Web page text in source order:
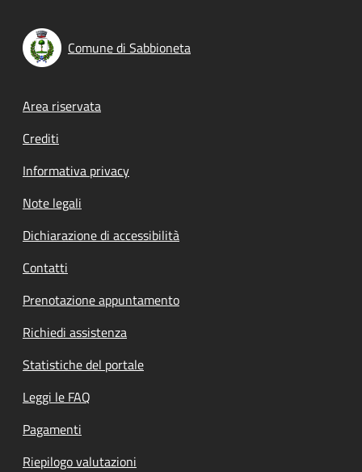
Comune di Sabbioneta
Footer menu
Area riservata
Crediti
Informativa privacy
Note legali
Dichiarazione di accessibilità
Contatti
Prenotazione appuntamento
Richiedi assistenza
Statistiche del portale
Leggi le FAQ
Pagamenti
Riepilogo valutazioni